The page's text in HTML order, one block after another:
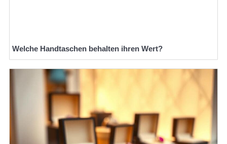
Welche Handtaschen behalten ihren Wert?